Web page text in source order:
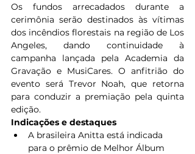
Os fundos arrecadados durante a
cerimônia serão destinados às vítimas
dos incêndios florestais na região de Los
Angeles, dando continuidade à
campanha lançada pela Academia da
Gravação e MusiCares. O anfitrião do
evento será Trevor Noah, que retorna
para conduzir a premiação pela quinta
edição.
Indicações e destaques
A brasileira Anitta está indicada
para o prêmio de Melhor Álbum